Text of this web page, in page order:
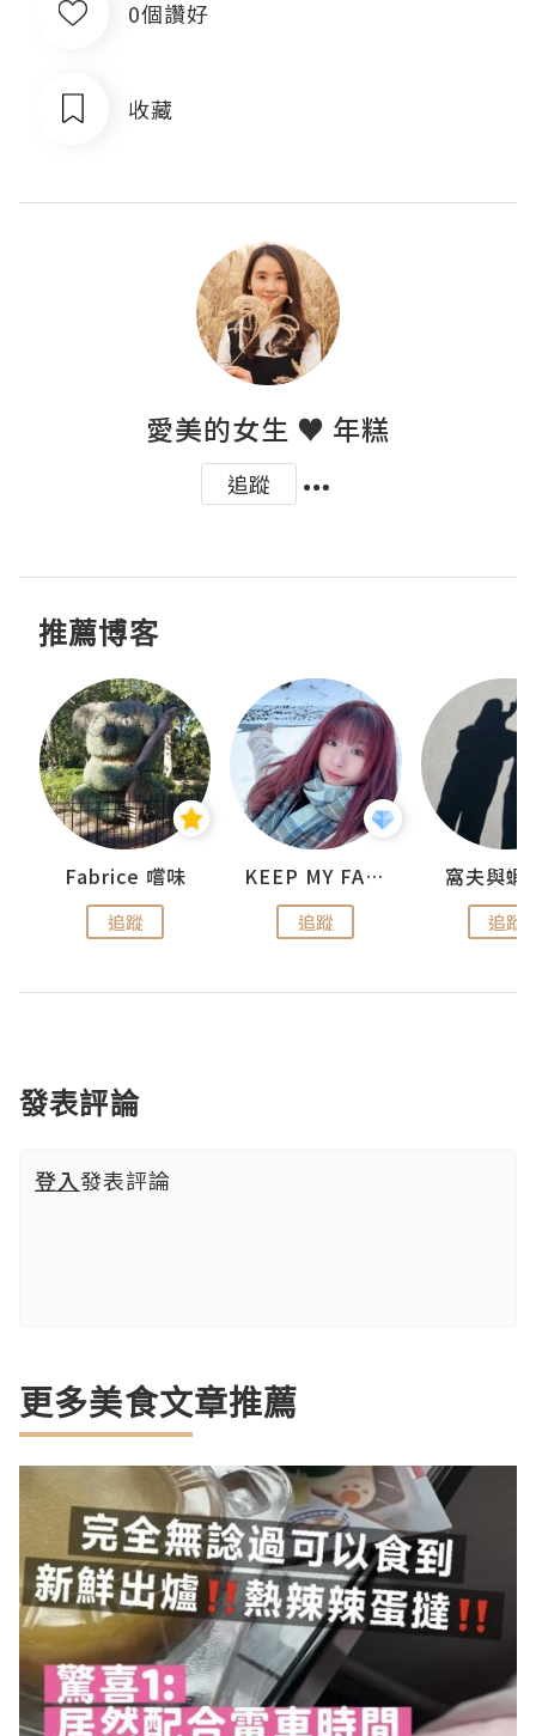
0個讚好
收藏
愛美的女生 ♥ 年糕
追蹤
推薦博客
Fabrice 嚐味
追蹤
KEEP MY FAITH
追蹤
窩夫與蝦
追蹤
發表評論
登入發表評論
更多美食文章推薦